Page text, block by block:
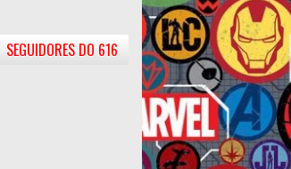
SEGUIDORES DO 616